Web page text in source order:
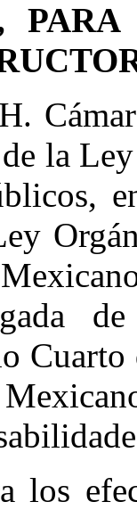
la
los